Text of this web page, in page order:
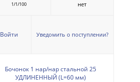
1/1/100 нет
Войти Уведомить о поступлении?
Бочонок 1 нар/нар стальной 25
УДЛИНЕННЫЙ (L=60 мм)